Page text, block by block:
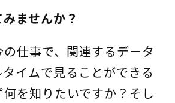
ませんか？
仕事で、関連するデータ
イムで見ることができる
を知りたいですか？そし